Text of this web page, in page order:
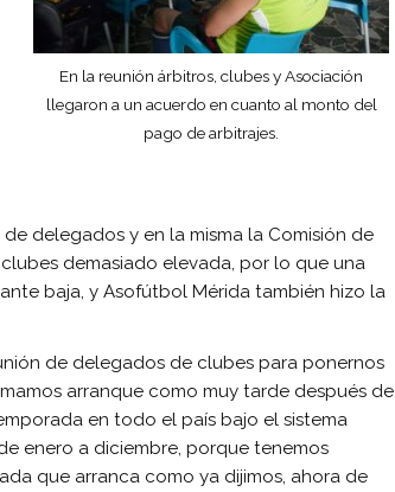
En la reunión árbitros, clubes y Asociación
llegaron a un acuerdo en cuanto al monto del
pago de arbitrajes.
delegados y en la misma la Comisión de
demasiado elevada, por lo que una
baja, y Asofútbol Mérida también hizo la
de delegados de clubes para ponernos
arranque como muy tarde después de
en todo el país bajo el sistema
enero a diciembre, porque tenemos
que arranca como ya dijimos, ahora de